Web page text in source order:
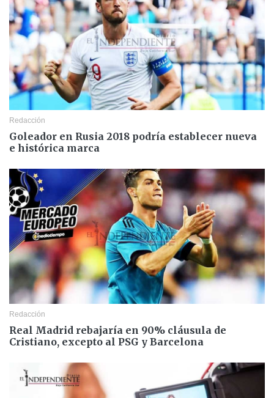
Redacción
Goleador en Rusia 2018 podría establecer nueva
e histórica marca
Redacción
Real Madrid rebajaría en 90% cláusula de
Cristiano, excepto al PSG y Barcelona